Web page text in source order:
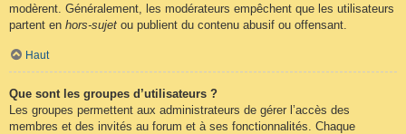
modèrent. Généralement, les modérateurs empêchent que les utilisateurs
partent en hors-sujet ou publient du contenu abusif ou offensant.
Haut
Que sont les groupes d’utilisateurs ?
Les groupes permettent aux administrateurs de gérer l’accès des
membres et des invités au forum et à ses fonctionnalités. Chaque